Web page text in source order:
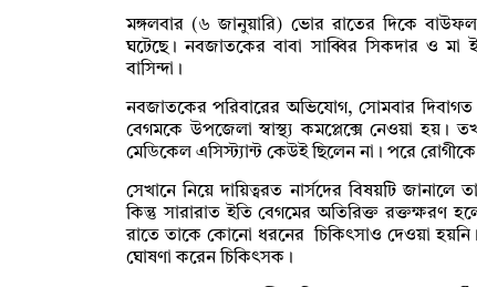
মঙ্গলবার (৬ জানুয়ারি) ভোর রাতের দিকে
ঘটেছে। নবজাতকের বাবা সাব্বির সিকদার ও
বাসিন্দা।
নবজাতকের পরিবারের অভিযোগ, সোমবার
বেগমকে উপজেলা স্বাস্থ্য কমপ্লেক্সে নেওয়া
মেডিকেল এসিস্ট্যান্ট কেউই ছিলেন না। পরে রোগীকে
সেখানে নিয়ে দায়িত্বরত নার্সদের বিষয়টি
কিন্তু সারারাত ইতি বেগমের অতিরিক্ত রক্তক্ষরণ
রাতে তাকে কোনো ধরনের চিকিৎসাও দেওয়া
ঘোষণা করেন চিকিৎসক।